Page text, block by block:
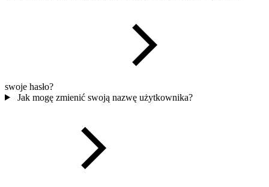
swoje hasło?
Jak mogę zmienić swoją nazwę użytkownika?